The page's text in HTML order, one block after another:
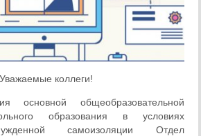
Уважаемые коллеги!
основной общеобразовательной
образования в условиях
самоизоляции Отдел